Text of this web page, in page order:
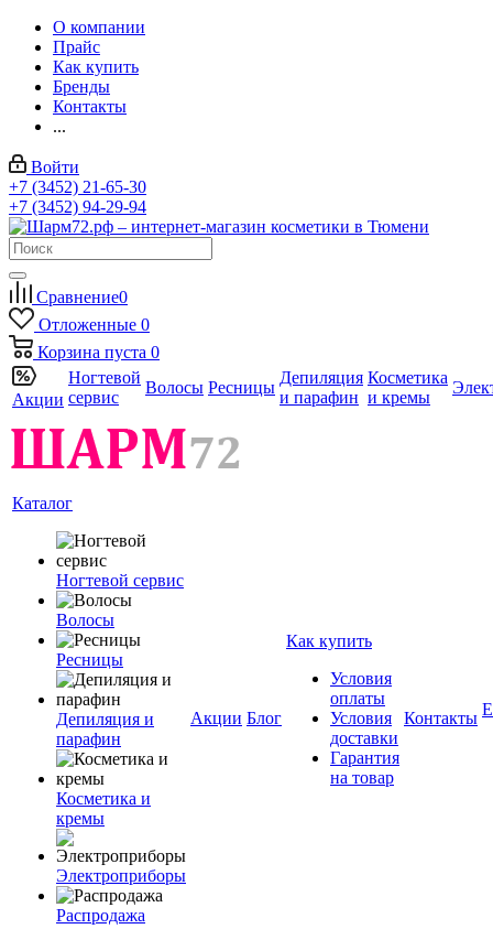
О компании
Прайс
Как купить
Бренды
Контакты
...
Войти
+7 (3452) 21-65-30
+7 (3452) 94-29-94
Сравнение0
Отложенные 0
Корзина пуста 0
Акции
Ногтевой
сервис
Волосы Ресницы
Депиляция
и парафин
Косметика
и кремы
Каталог
Ногтевой сервис
Волосы
Ресницы
Депиляция и
парафин
Косметика и
кремы
Электроприборы
Распродажа
Акции Блог
Как купить
Условия
оплаты
Условия
доставки
Гарантия
на товар
Контакты